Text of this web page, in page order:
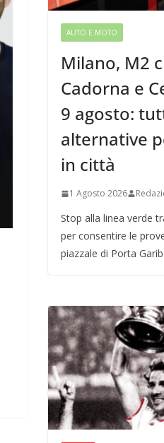
AUTO E MOTO
Milano, M2
Cadorna e
9 agosto:
alternative
in città
1 Agosto 2026
Stop alla linea verde
per consentire le
piazzale di Porta